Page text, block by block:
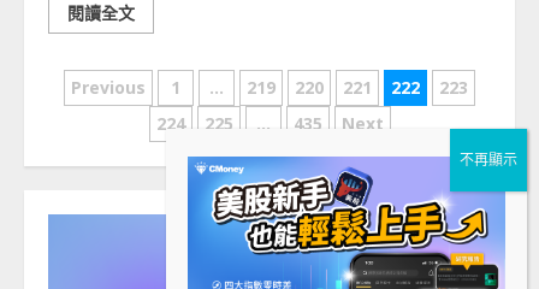
閱讀全文
文
分
頁
Previous 1 ... 219 220 221 222
223
224
225 ... 435 Next